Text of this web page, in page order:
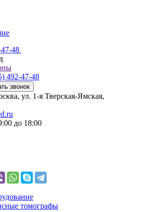
48
492-47-48
звонок
ул. 1-я Тверская-Ямская,
до 18:00
томографы